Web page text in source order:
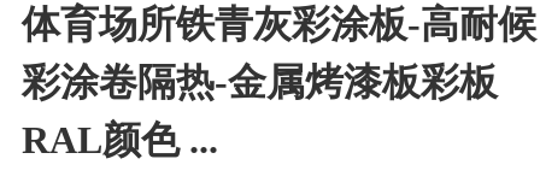
体育场所铁青灰彩涂板-高耐候
彩涂卷隔热-金属烤漆板彩板
RAL颜色 ...